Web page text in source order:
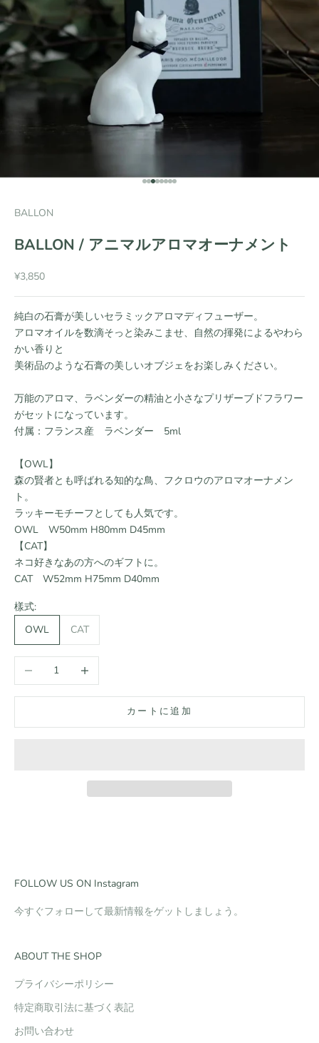
項目に移動する 1
項目に移動する 2
項目に移動する 3
項目に移動する 4
項目に移動する 5
項目に移動する 6
項目に移動する 7
項目に移動する 8
BALLON
BALLON / アニマルアロマオーナメント
セール価格
¥3,850
純白の石膏が美しいセラミックアロマディフューザー。
アロマオイルを数滴そっと染みこませ、自然の揮発によるやわら
かい香りと
美術品のような石膏の美しいオブジェをお楽しみください。
万能のアロマ、ラベンダーの精油と小さなプリザーブドフラワー
がセットになっています。
付属：フランス産 ラベンダー 5ml
【OWL】
森の賢者とも呼ばれる知的な鳥、フクロウのアロマオーナメン
ト。
ラッキーモチーフとしても人気です。
OWL W50mm H80mm D45mm
【CAT】
ネコ好きなあの方へのギフトに。
CAT W52mm H75mm D40mm
樣式:
OWL
CAT
数量を減らす 数量を増やす
カートに追加
FOLLOW US ON Instagram
今すぐフォローして最新情報をゲットしましょう。
ABOUT THE SHOP
プライバシーポリシー
特定商取引法に基づく表記
お問い合わせ